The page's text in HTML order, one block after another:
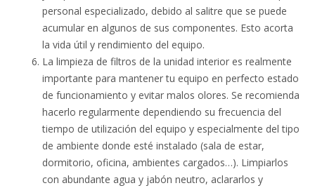
personal especializado, debido al salitre que se puede
acumular en algunos de sus componentes. Esto acorta
la vida útil y rendimiento del equipo.
La limpieza de filtros de la unidad interior es realmente
importante para mantener tu equipo en perfecto estado
de funcionamiento y evitar malos olores. Se recomienda
hacerlo regularmente dependiendo su frecuencia del
tiempo de utilización del equipo y especialmente del tipo
de ambiente donde esté instalado (sala de estar,
dormitorio, oficina, ambientes cargados…). Limpiarlos
con abundante agua y jabón neutro, aclararlos y